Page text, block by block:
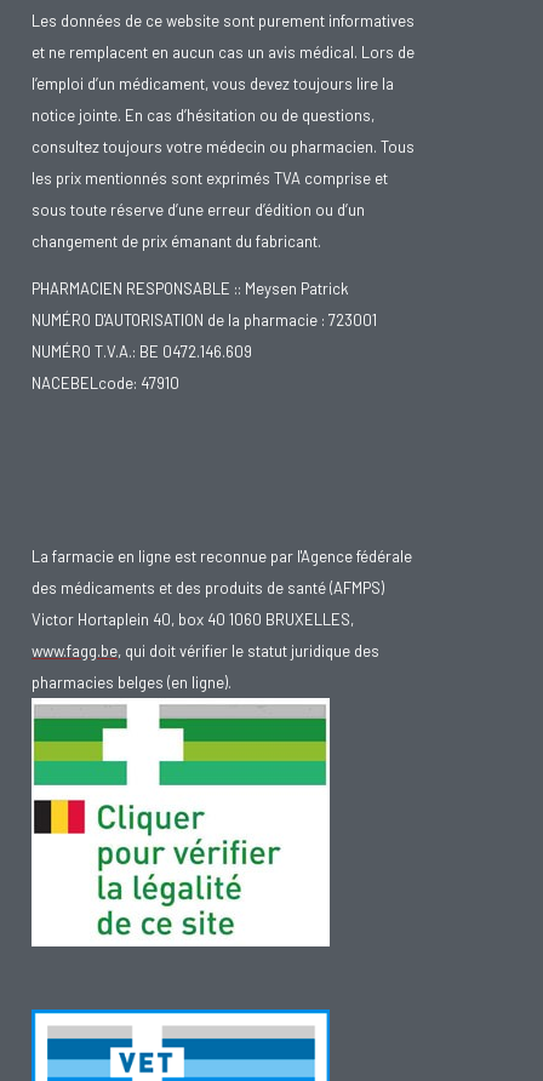
Les données de ce website sont purement informatives
et ne remplacent en aucun cas un avis médical. Lors de
l’emploi d’un médicament, vous devez toujours lire la
notice jointe. En cas d’hésitation ou de questions,
consultez toujours votre médecin ou pharmacien. Tous
les prix mentionnés sont exprimés TVA comprise et
sous toute réserve d’une erreur d’édition ou d’un
changement de prix émanant du fabricant.
PHARMACIEN RESPONSABLE :: Meysen Patrick
NUMÉRO D'AUTORISATION de la pharmacie : 723001
NUMÉRO T.V.A.: BE 0472.146.609
NACEBELcode: 47910
La farmacie en ligne est reconnue par l'Agence fédérale
des médicaments et des produits de santé (AFMPS)
Victor Hortaplein 40, box 40 1060 BRUXELLES,
www.fagg.be, qui doit vérifier le statut juridique des
pharmacies belges (en ligne).